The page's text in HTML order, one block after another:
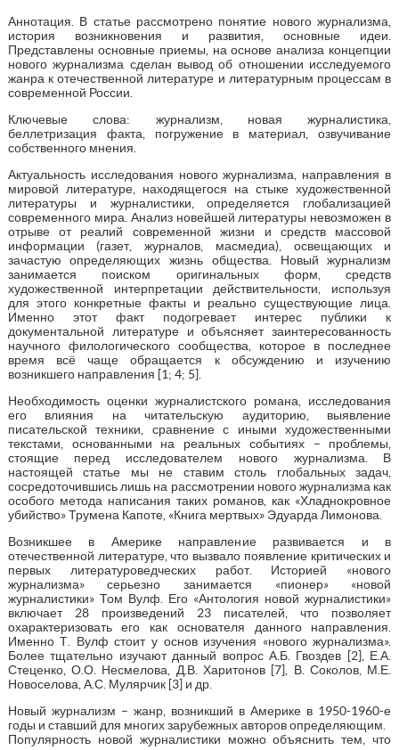
Аннотация. В статье рассмотрено понятие нового журнализма,
история возникновения и развития, основные идеи.
Представлены основные приемы, на основе анализа концепции
нового журнализма сделан вывод об отношении исследуемого
жанра к отечественной литературе и литературным процессам в
современной России.
Ключевые слова: журнализм, новая журналистика,
беллетризация факта, погружение в материал, озвучивание
собственного мнения.
Актуальность исследования нового журнализма, направления в
мировой литературе, находящегося на стыке художественной
литературы и журналистики, определяется глобализацией
современного мира. Анализ новейшей литературы невозможен в
отрыве от реалий современной жизни и средств массовой
информации (газет, журналов, масмедиа), освещающих и
зачастую определяющих жизнь общества. Новый журнализм
занимается поиском оригинальных форм, средств
художественной интерпретации действительности, используя
для этого конкретные факты и реально существующие лица.
Именно этот факт подогревает интерес публики к
документальной литературе и объясняет заинтересованность
научного филологического сообщества, которое в последнее
время всё чаще обращается к обсуждению и изучению
возникшего направления [1; 4; 5].
Необходимость оценки журналистского романа, исследования
его влияния на читательскую аудиторию, выявление
писательской техники, сравнение с иными художественными
текстами, основанными на реальных событиях – проблемы,
стоящие перед исследователем нового журнализма. В
настоящей статье мы не ставим столь глобальных задач,
сосредоточившись лишь на рассмотрении нового журнализма как
особого метода написания таких романов, как «Хладнокровное
убийство» Трумена Капоте, «Книга мертвых» Эдуарда Лимонова.
Возникшее в Америке направление развивается и в
отечественной литературе, что вызвало появление критических и
первых литературоведческих работ. Историей «нового
журнализма» серьезно занимается «пионер» «новой
журналистики» Том Вулф. Его «Антология новой журналистики»
включает 28 произведений 23 писателей, что позволяет
охарактеризовать его как основателя данного направления.
Именно Т. Вулф стоит у основ изучения «нового журнализма».
Более тщательно изучают данный вопрос А.Б. Гвоздев [2], Е.А.
Стеценко, О.О. Несмелова, Д.В. Харитонов [7], В. Соколов, М.Е.
Новоселова, А.С. Мулярчик [3] и др.
Новый журнализм – жанр, возникший в Америке в 1950-1960-е
годы и ставший для многих зарубежных авторов определяющим.
Популярность новой журналистики можно объяснить тем, что